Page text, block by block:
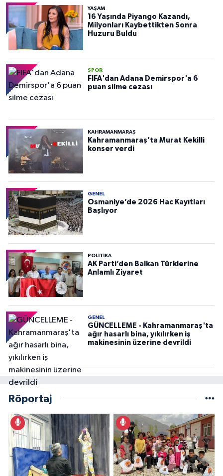
YAŞAM
16 Yaşında Piyango Kazandı,
Milyonları Kaybettikten Sonra
Huzuru Buldu
SPOR
FIFA'dan Adana Demirspor'a 6
puan silme cezası
KAHRAMANMARAŞ
Kahramanmaraş’ta Murat Kekilli
konser verdi
GENEL
Osmaniye’de 2026 Hac Kayıtları
Başlıyor
POLITIKA
AK Parti’den Balkan Türklerine
Anlamlı Ziyaret
GENEL
GÜNCELLEME - Kahramanmaraş'ta
ağır hasarlı bina, yıkılırken iş
makinesinin üzerine devrildi
Röportaj